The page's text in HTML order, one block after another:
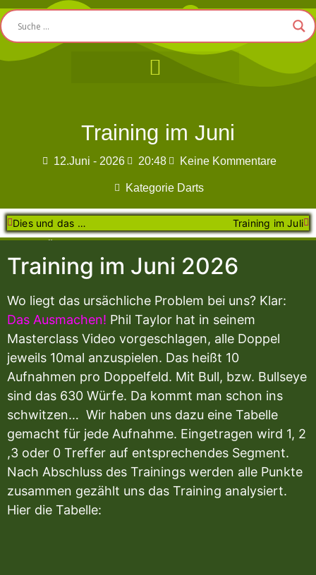
Training im Juni
12.Juni - 2026 20:48 Keine Kommentare
Kategorie Darts
Dies und das … Training im Juli
Training im Juni 2026
Wo liegt das ursächliche Problem bei uns? Klar:
Das Ausmachen! Phil Taylor hat in seinem
Masterclass Video vorgeschlagen, alle Doppel
jeweils 10mal anzuspielen. Das heißt 10
Aufnahmen pro Doppelfeld. Mit Bull, bzw. Bullseye
sind das 630 Würfe. Da kommt man schon ins
schwitzen… Wir haben uns dazu eine Tabelle
gemacht für jede Aufnahme. Eingetragen wird 1, 2
,3 oder 0 Treffer auf entsprechendes Segment.
Nach Abschluss des Trainings werden alle Punkte
zusammen gezählt uns das Training analysiert.
Hier die Tabelle: